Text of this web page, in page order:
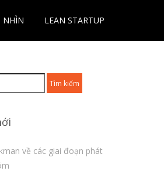
NHÌN LEAN STARTUP
về các giai đoạn phát